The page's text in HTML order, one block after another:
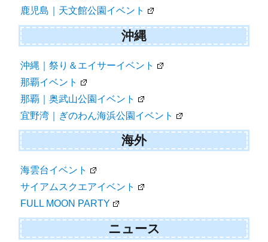
鹿児島｜天文館公園イベント
沖縄
沖縄｜祭り＆エイサーイベント
那覇イベント
那覇｜奥武山公園イベント
宜野湾｜ぎのわん海浜公園イベント
海外
海雲台イベント
サイアムスクエアイベント
FULL MOON PARTY
ニュース